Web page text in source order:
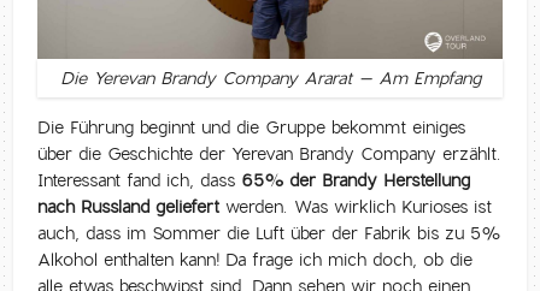
Die Yerevan Brandy Company Ararat – Am Empfang
Die Führung beginnt und die Gruppe bekommt einiges
über die Geschichte der Yerevan Brandy Company erzählt.
Interessant fand ich, dass 65% der Brandy Herstellung
nach Russland geliefert werden. Was wirklich Kurioses ist
auch, dass im Sommer die Luft über der Fabrik bis zu 5%
Alkohol enthalten kann! Da frage ich mich doch, ob die
alle etwas beschwipst sind. Dann sehen wir noch einen